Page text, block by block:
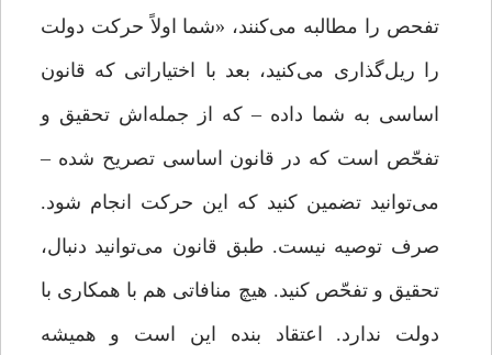
تفحص را مطالبه می‌کنند، «شما اولاً حرکت دولت
را ریل‌گذاری می‌کنید، بعد با اختیاراتی که قانون
اساسی به شما داده – که از جمله‌اش تحقیق و
تفحّص است که در قانون اساسی تصریح ‌شده –
می‌توانید تضمین کنید که این حرکت انجام شود.
صرف توصیه نیست. طبق قانون می‌توانید دنبال،
تحقیق و تفحّص کنید. هیچ منافاتی هم با همکاری با
دولت ندارد. اعتقاد بنده این است و همیشه